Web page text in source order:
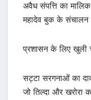
अवैध संपत्ति का
महादेव बुक के संचालन
प्रशासन के लिए खुली
सट्टा सरगनाओं का
जो तिल्दा और